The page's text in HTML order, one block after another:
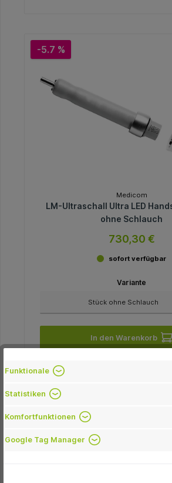
-5.7 %
Medicom
LM-Ultraschall Ultra LED
ohne Schlauch
730,30 €
sofort verfügbar
Variante
In den Warenkorb
-38.7 %
Funktionale
Statistiken
Komfortfunktionen
Google Tag Manager